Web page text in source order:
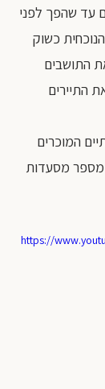
עד שהפך לפני
הנוכחית כשוק
התושבים
התיירים
המוכרים
מספר מסעדות
https://